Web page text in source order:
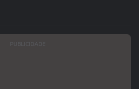
PUBLICIDADE